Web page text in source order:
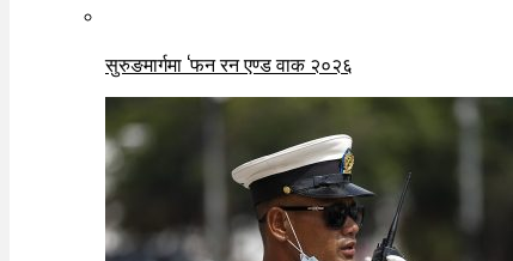
सुरुङमार्गमा ‘फन रन एण्ड वाक २०२६